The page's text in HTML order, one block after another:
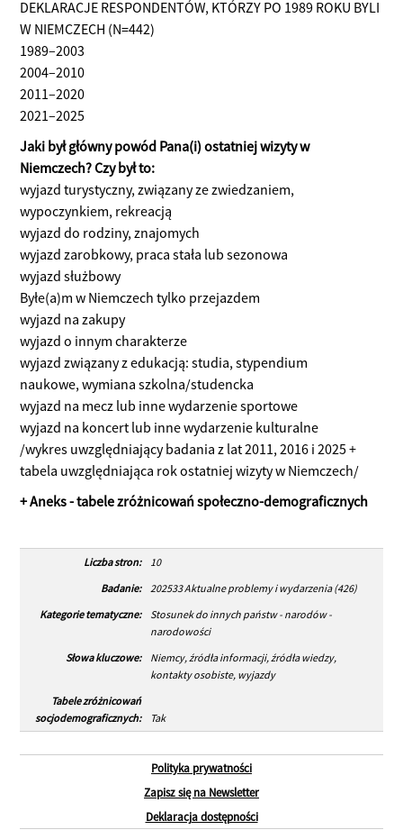
DEKLARACJE RESPONDENTÓW, KTÓRZY PO 1989 ROKU BYLI
W NIEMCZECH (N=442)
1989–2003
2004–2010
2011–2020
2021–2025
Jaki był główny powód Pana(i) ostatniej wizyty w
Niemczech? Czy był to:
wyjazd turystyczny, związany ze zwiedzaniem,
wypoczynkiem, rekreacją
wyjazd do rodziny, znajomych
wyjazd zarobkowy, praca stała lub sezonowa
wyjazd służbowy
Byłe(a)m w Niemczech tylko przejazdem
wyjazd na zakupy
wyjazd o innym charakterze
wyjazd związany z edukacją: studia, stypendium
naukowe, wymiana szkolna/studencka
wyjazd na mecz lub inne wydarzenie sportowe
wyjazd na koncert lub inne wydarzenie kulturalne
/wykres uwzględniający badania z lat 2011, 2016 i 2025 +
tabela uwzględniająca rok ostatniej wizyty w Niemczech/
+ Aneks - tabele zróżnicowań społeczno-demograficznych
Liczba stron:
10
Badanie:
202533 Aktualne problemy i wydarzenia (426)
Kategorie tematyczne:
Stosunek do innych państw - narodów -
narodowości
Słowa kluczowe:
Niemcy, źródła informacji, źródła wiedzy,
kontakty osobiste, wyjazdy
Tabele zróżnicowań
socjodemograficznych:
Tak
Polityka prywatności
Zapisz się na Newsletter
Deklaracja dostępności